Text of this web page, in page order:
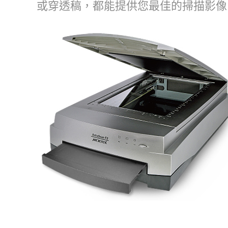
或穿透稿，都能提供您最佳的掃描影